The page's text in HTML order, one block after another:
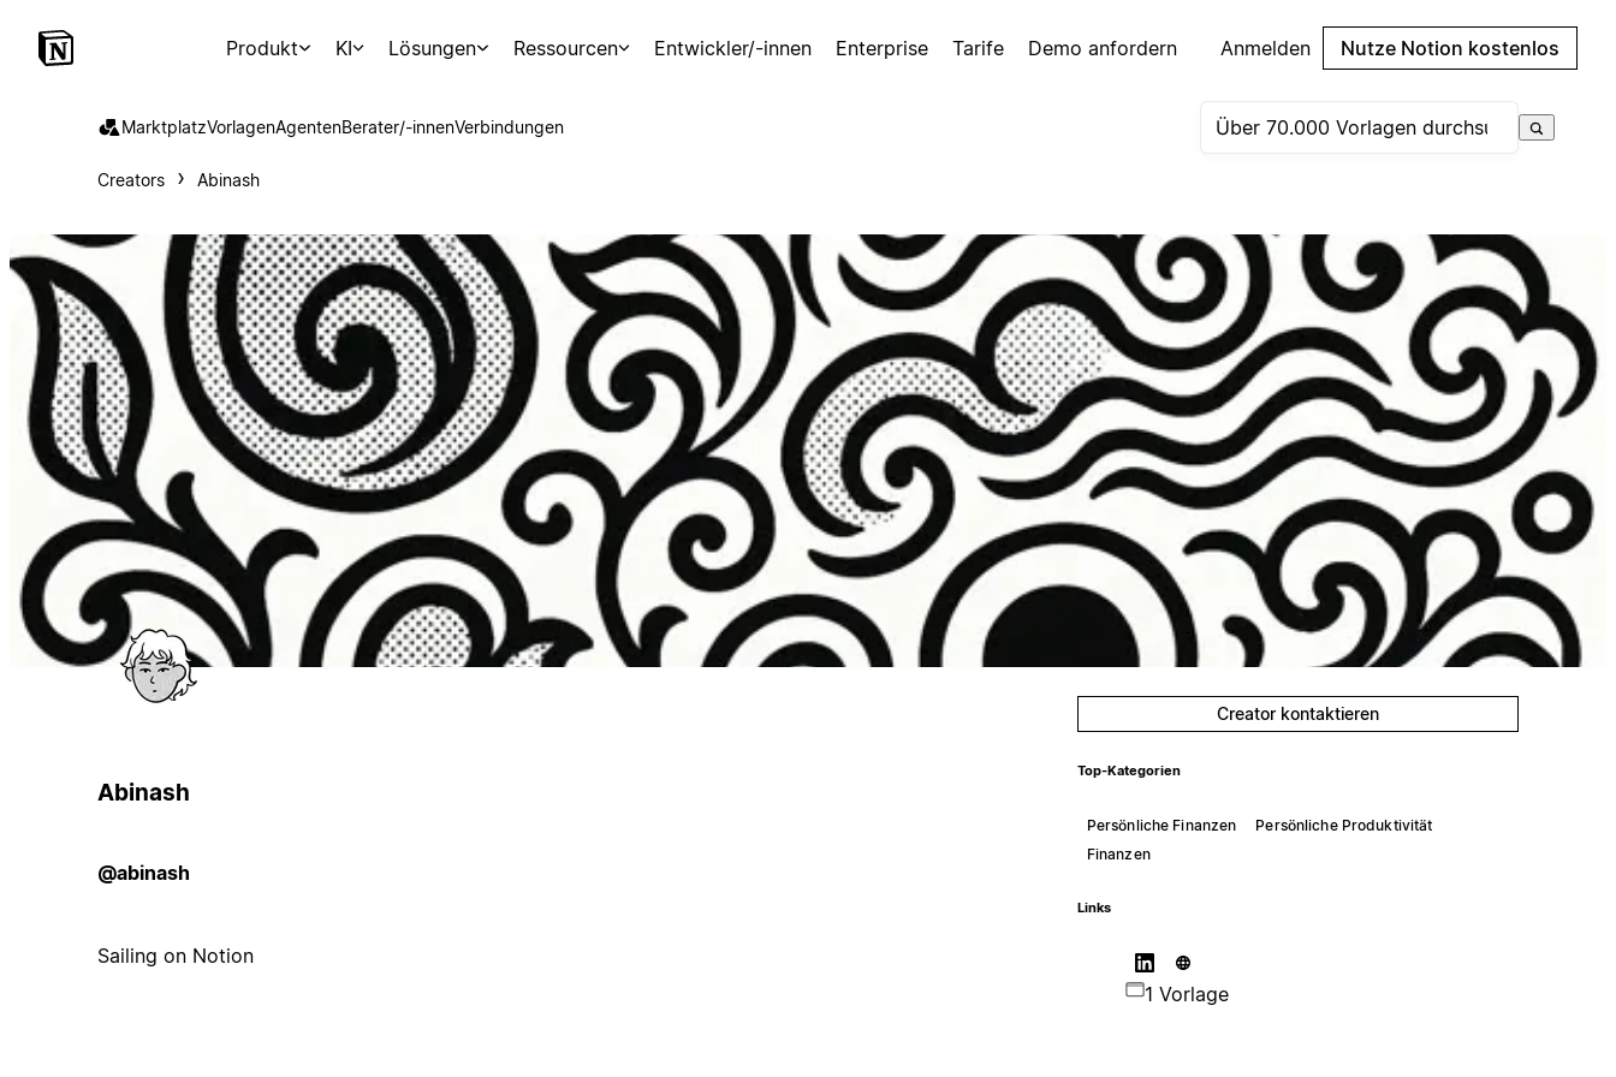
Produkt KI Lösungen Ressourcen Entwickler/-innen Enterprise Tarife Demo anfordern Anmelden Nutze Notion kostenlos
MarktplatzVorlagenAgentenBerater/-innenVerbindungen
Creators Abinash
Abinash
@abinash
Sailing on Notion
Creator kontaktieren
Top-Kategorien
Persönliche Finanzen
Persönliche Produktivität
Finanzen
Links
1 Vorlage